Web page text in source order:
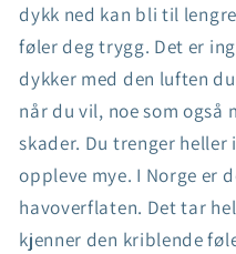
dykk ned kan bli til
føler deg trygg. Det er
dykker med den luften
når du vil, noe som også
skader. Du trenger
oppleve mye. I Norge er
havoverflaten. Det tar
kjenner den kriblende